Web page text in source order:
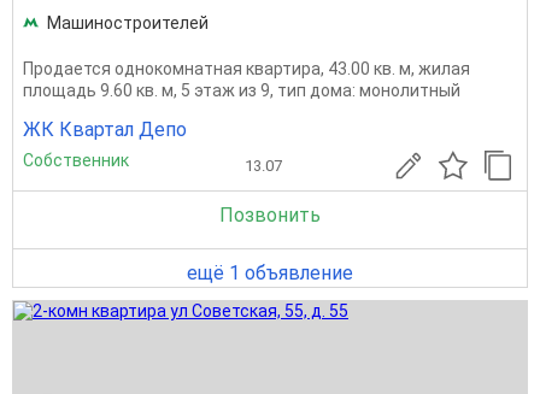
Машиностроителей
Продается однокомнатная квартира, 43.00 кв. м, жилая
площадь 9.60 кв. м, 5 этаж из 9, тип дома: монолитный
ЖК Квартал Депо
Собственник 13.07
Позвонить
ещё 1 объявление